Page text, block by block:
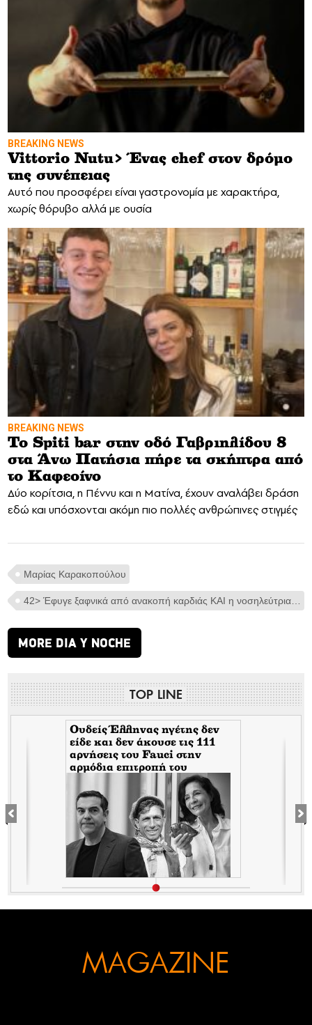
BREAKING NEWS
Vittorio Nutu> Ένας chef στον δρόμο
της συνέπειας
Αυτό που προσφέρει είναι γαστρονομία με χαρακτήρα,
χωρίς θόρυβο αλλά με ουσία
BREAKING NEWS
Το Spiti bar στην οδό Γαβριηλίδου 8
στα Άνω Πατήσια πήρε τα σκήπτρα από
το Καφεοίνο
Δύο κορίτσια, η Πέννυ και η Ματίνα, έχουν αναλάβει δράση
εδώ και υπόσχονται ακόμη πιο πολλές ανθρώπινες στιγμές
Μαρίας Καρακοπούλου
MORE DIA Y NOCHE
TOP LINE
Ουδείς Έλληνας ηγέτης δεν
είδε και δεν άκουσε τις 111
αρνήσεις του Fauci στην
αρμόδια επιτροπή του
Κογκρέσου. Δείτε γιατί!
MAGAZINE